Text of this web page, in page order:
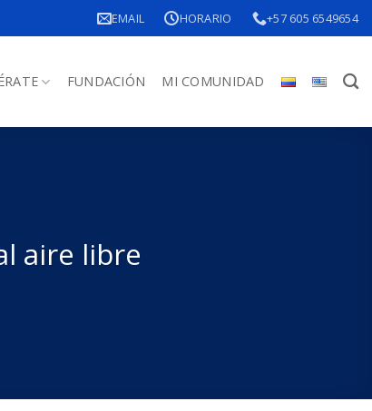
EMAIL HORARIO +57 605 6549654
FUNDACIÓN MI COMUNIDAD
aire libre